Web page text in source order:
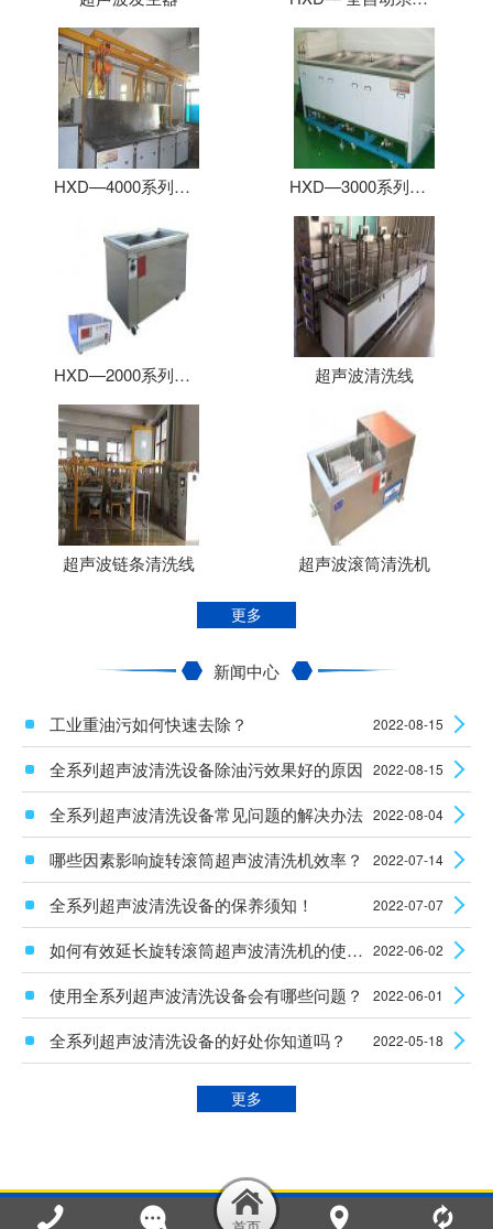
HXD—4000系列四槽及多槽式超声波清洗机 HXD—3000系列三槽式超声波清洗机
HXD—2000系列双槽式超声波清洗机 超声波清洗线
超声波链条清洗线 超声波滚筒清洗机
更多
新闻中心
工业重油污如何快速去除？ 2022-08-15
全系列超声波清洗设备除油污效果好的原因 2022-08-15
全系列超声波清洗设备常见问题的解决办法 2022-08-04
哪些因素影响旋转滚筒超声波清洗机效率？ 2022-07-14
全系列超声波清洗设备的保养须知！ 2022-07-07
如何有效延长旋转滚筒超声波清洗机的使用时间？ 2022-06-02
使用全系列超声波清洗设备会有哪些问题？ 2022-06-01
全系列超声波清洗设备的好处你知道吗？ 2022-05-18
更多
新乡市恒兴达环保科技有限公司